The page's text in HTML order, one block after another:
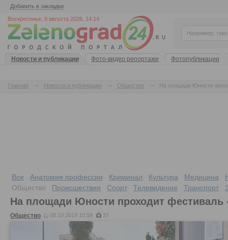
Добавить в закладки
Воскресенье, 9 августа 2026, 14:14
Новости и публикации Фото-видео репортажи Фотопубликации
Главная Новости и публикации Общество На площади Юности
Все Анатомия профессии Криминал Культура Медицина
Общество
Происшествия Спорт Телевидение Транспорт
На площади Юности проходит фестиваль
Общество 08.10.2019 10:59 37